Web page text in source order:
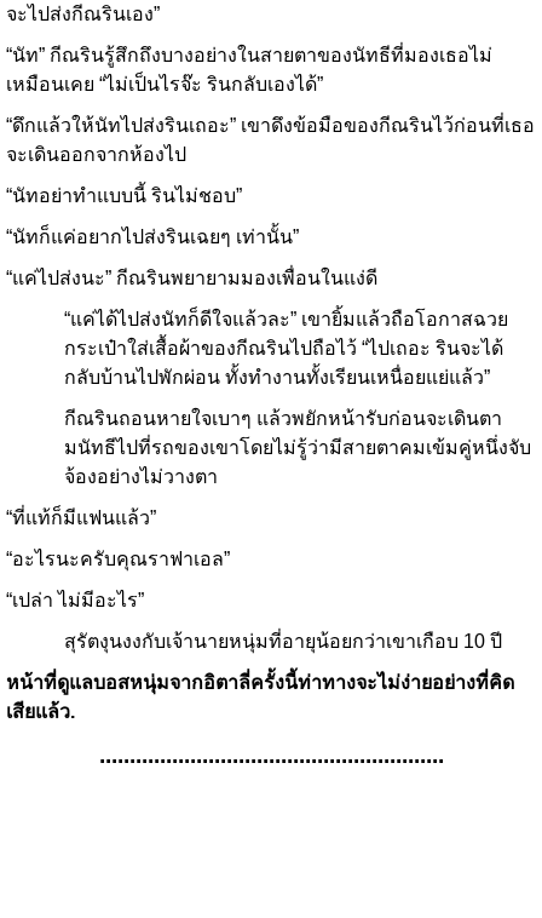
จะไปส่งกีณรินเอง”
“นัท” กีณรินรู้สึกถึงบางอย่างในสายตาของนัทธีที่มองเธอไม่
เหมือนเคย “ไม่เป็นไรจ๊ะ รินกลับเองได้”
“ดึกแล้วให้นัทไปส่งรินเถอะ” เขาดึงข้อมือของกีณรินไว้ก่อนที่เธอ
จะเดินออกจากห้องไป
“นัทอย่าทำแบบนี้ รินไม่ชอบ”
“นัทก็แค่อยากไปส่งรินเฉยๆ เท่านั้น”
“แค่ไปส่งนะ” กีณรินพยายามมองเพื่อนในแง่ดี
“แค่ได้ไปส่งนัทก็ดีใจแล้วละ” เขายิ้มแล้วถือโอกาสฉวย
กระเป๋าใส่เสื้อผ้าของกีณรินไปถือไว้ “ไปเถอะ รินจะได้
กลับบ้านไปพักผ่อน ทั้งทำงานทั้งเรียนเหนื่อยแย่แล้ว”
กีณรินถอนหายใจเบาๆ แล้วพยักหน้ารับก่อนจะเดินตา
มนัทธีไปที่รถของเขาโดยไม่รู้ว่ามีสายตาคมเข้มคู่หนึ่งจับ
จ้องอย่างไม่วางตา
“ที่แท้ก็มีแฟนแล้ว”
“อะไรนะครับคุณราฟาเอล”
“เปล่า ไม่มีอะไร”
สุรัตงุนงงกับเจ้านายหนุ่มที่อายุน้อยกว่าเขาเกือบ 10 ปี
หน้าที่ดูแลบอสหนุ่มจากอิตาลี่ครั้งนี้ท่าทางจะไม่ง่ายอย่างที่คิด
เสียแล้ว.
.........................................................